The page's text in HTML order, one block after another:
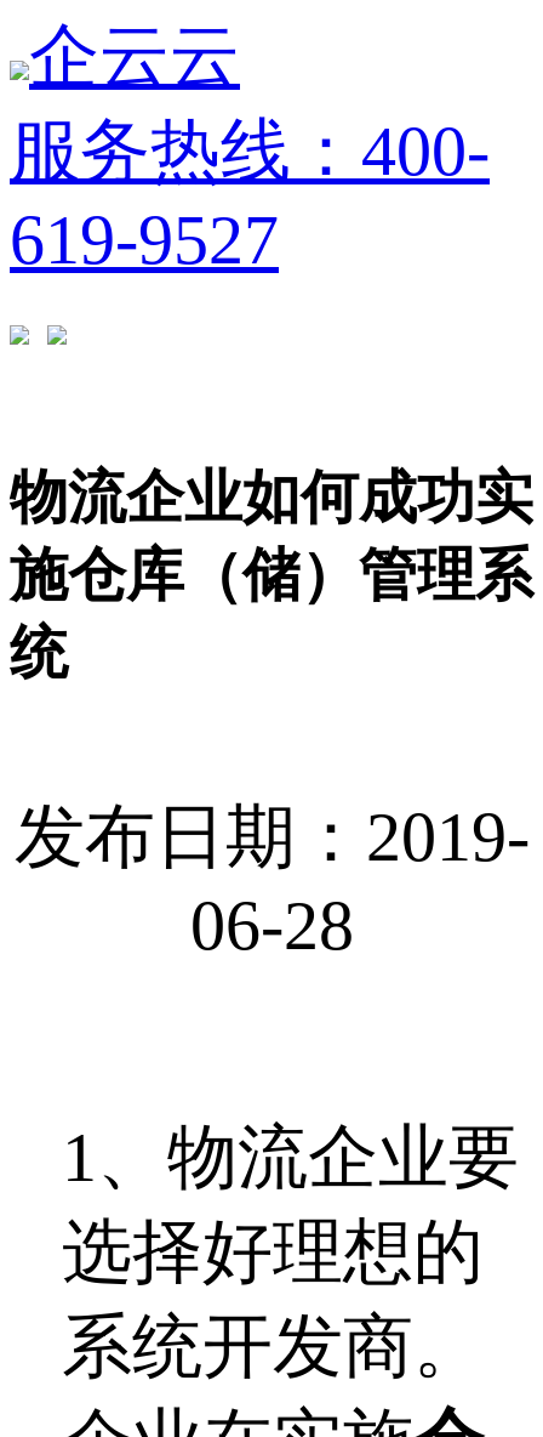
企云云
服务热线：400-
619-9527
物流企业如何成功实
施仓库（储）管理系
统
发布日期：2019-
06-28
1、物流企业要
选择好理想的
系统开发商。